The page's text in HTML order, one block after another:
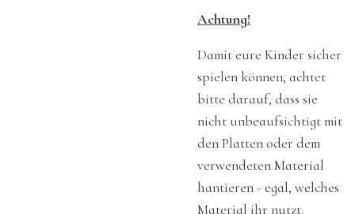
Achtung!
Damit eure Kinder sicher
spielen können, achtet
bitte darauf, dass sie
nicht unbeaufsichtigt mit
den Platten oder dem
verwendeten Material
hantieren - egal, welches
Material ihr nutzt.